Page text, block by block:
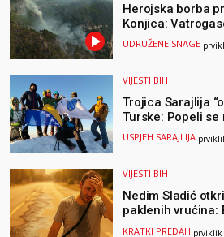
Herojska borba
Konjica:
Sarajeva,
UDRUŽENE SNAGE
VIJESTI BIH
Trojica Sarajlija
Turske: Popeli se
metara
USPJEH SARAJLIJA
VIJESTI BIH
Nedim Sladić
paklenih vrućina:
osvježenje u BiH
KRATKI PREDAH prviklik